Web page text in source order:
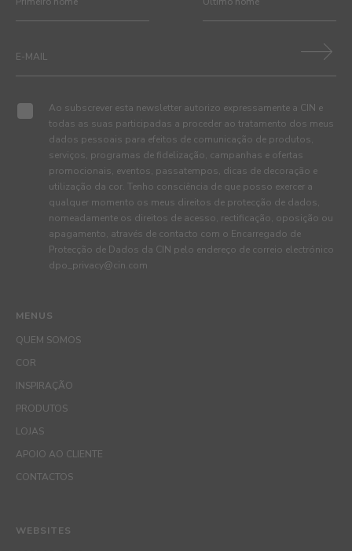
MENUS
QUEM SOMOS
COR
INSPIRAÇÃO
PRODUTOS
LOJAS
APOIO AO CLIENTE
CONTACTOS
Ao subscrever esta newsletter autorizo expressamente a CIN e
todas as suas participadas a proceder ao tratamento dos meus
dados pessoais para efeitos de comunicação de produtos,
serviços, programas de fidelização, campanhas e ofertas
promocionais, eventos, passatempos, dicas de decoração e
utilização da cor. Tenho consciência de que posso exercer a
qualquer momento os meus direitos de protecção de dados,
nomeadamente os direitos de acesso, rectificação, oposição ou
apagamento, através de contacto com o Encarregado de
Protecção de Dados da CIN pelo endereço de correio electrónico
dpo_privacy@cin.com
WEBSITES